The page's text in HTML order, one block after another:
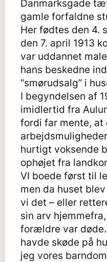
Danmarksgade
gamle forfaldne
Her fødtes den 4.
den 7. april 1913
var uddannet
hans beskedne
“smørudsalg” i
I begyndelsen af
imidlertid fra
fordi far mente, at
hurtigt voksende
ophøjet fra
VI boede først til
men da huset
vi det – eller
sin arv
forældre var
havde skøde på
jeg vores